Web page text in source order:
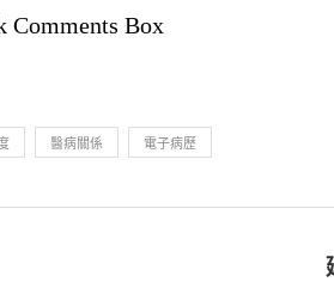
Comments Box
醫病關係 電子病歷